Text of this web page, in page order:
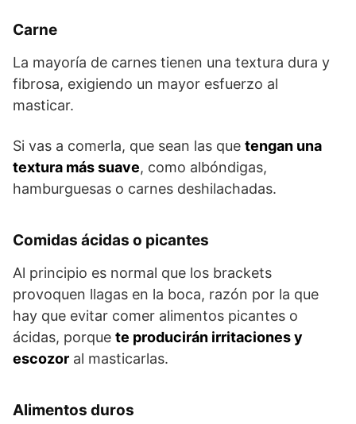
Carne
La mayoría de carnes tienen una textura dura y
fibrosa, exigiendo un mayor esfuerzo al
masticar.
Si vas a comerla, que sean las que tengan una
textura más suave, como albóndigas,
hamburguesas o carnes deshilachadas.
Comidas ácidas o picantes
Al principio es normal que los brackets
provoquen llagas en la boca, razón por la que
hay que evitar comer alimentos picantes o
ácidas, porque te producirán irritaciones y
escozor al masticarlas.
Alimentos duros